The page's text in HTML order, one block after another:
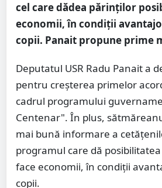
cel care dădea părinților
economii, în condiții
copii. Panait propune prime
Deputatul USR Radu Panait a
pentru creșterea primelor
cadrul programului
Centenar". În plus,
mai bună informare a
programul care dă
face economii, în condiții
copii.